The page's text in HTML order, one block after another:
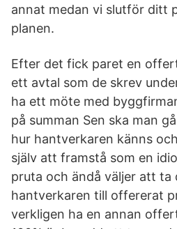
annat medan vi slutför ditt
planen.
Efter det fick paret en
ett avtal som de skrev
ha ett möte med
på summan Sen ska man
hur hantverkaren känns
själv att framstå som en
pruta och ändå väljer att ta
hantverkaren till offererat
verkligen ha en annan